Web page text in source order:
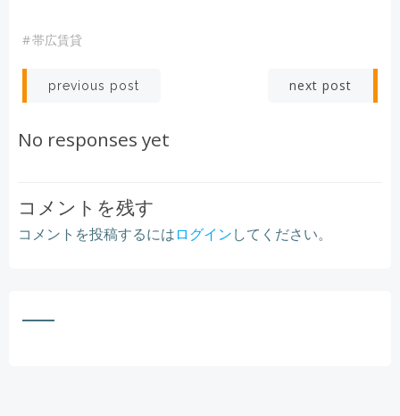
#帯広賃貸
Post
navigation
previous post next post
No responses yet
コメントを残す
コメントを投稿するにはログインしてください。